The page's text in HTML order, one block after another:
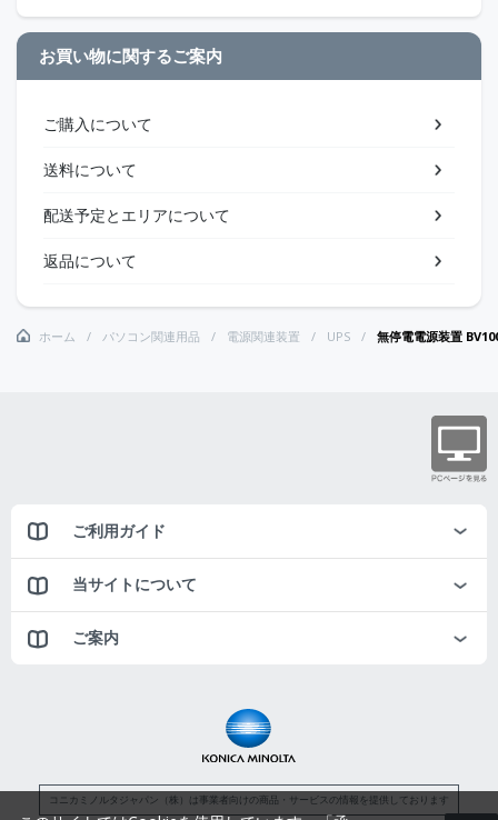
お買い物に関するご案内
ご購入について
送料について
配送予定とエリアについて
返品について
ホーム パソコン関連用品 電源関連装置 UPS 無停電電源装置
ご利用ガイド
当サイトについて
ご案内
コニカミノルタジャパン（株）は事業者向けの商品・サービスの情報を提供しております